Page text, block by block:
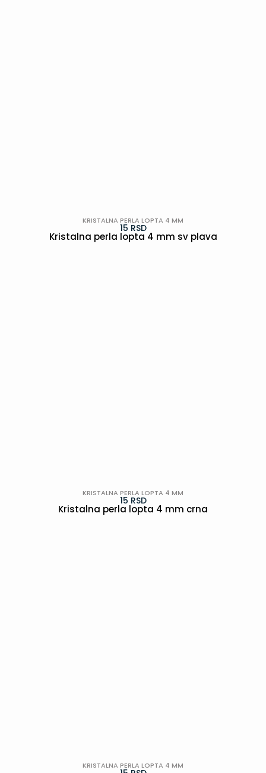
KRISTALNA PERLA LOPTA 4 MM
15 RSD
Kristalna perla lopta 4 mm sv plava
KRISTALNA PERLA LOPTA 4 MM
15 RSD
Kristalna perla lopta 4 mm crna
KRISTALNA PERLA LOPTA 4 MM